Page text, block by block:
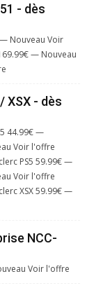
- dès
— Nouveau Voir
— Nouveau
XSX - dès
44.99€ —
Voir l'offre
PS5 59.99€ —
Voir l'offre
XSX 59.99€ —
NCC-
Voir l'offre